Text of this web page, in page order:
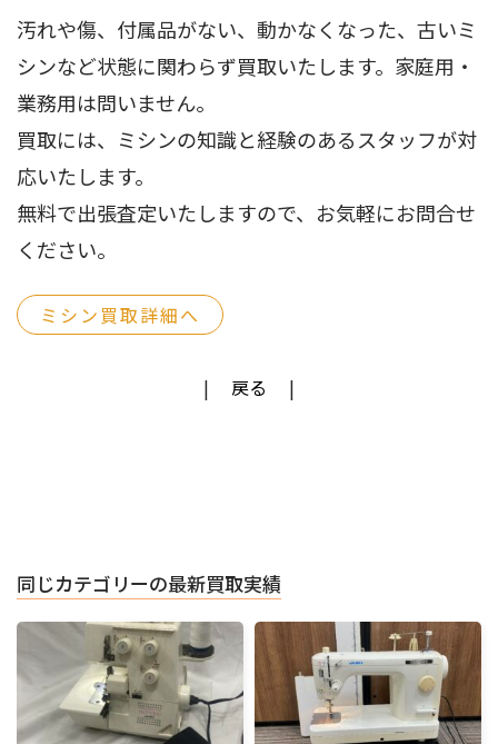
汚れや傷、付属品がない、動かなくなった、古いミ
シンなど状態に関わらず買取いたします。家庭用・
業務用は問いません。
買取には、ミシンの知識と経験のあるスタッフが対
応いたします。
無料で出張査定いたしますので、お気軽にお問合せ
ください。
ミシン買取詳細へ
戻る
同じカテゴリーの最新買取実績